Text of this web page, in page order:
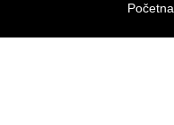
Početna